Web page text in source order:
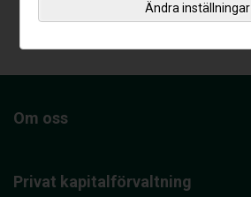
Om oss
Privat kapitalförvaltning
Ändra inställningar